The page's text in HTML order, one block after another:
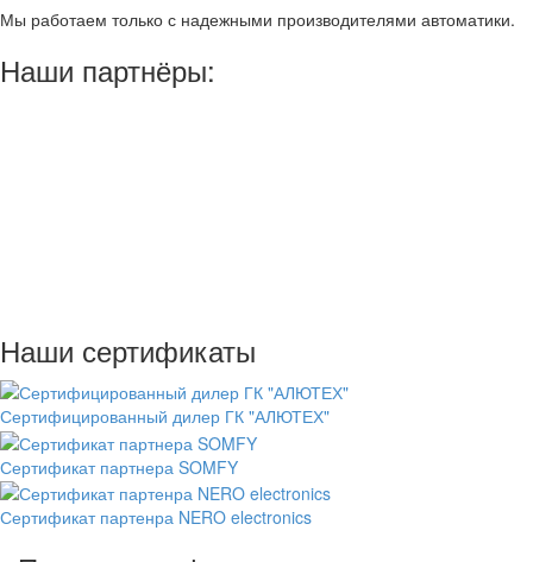
Мы работаем только с надежными производителями автоматики.
Наши партнёры:
Наши сертификаты
Сертифицированный дилер ГК "АЛЮТЕХ"
Сертификат партнера SOMFY
Сертификат партенра NERO electronics